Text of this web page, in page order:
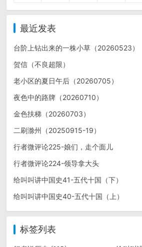
最近发表
台阶上钻出来的一株小草（20260523）
贺信（不良超限）
老小区的夏日午后（20260705）
夜色中的路牌（20260710）
金色扶梯（20260703）
二刷滁州（20250915-19）
行者微评论225-娘们，走个面儿
行者微评论224-领导拿大头
给叫叫讲中国史41-五代十国（下）
给叫叫讲中国史40-五代十国（上）
标签列表